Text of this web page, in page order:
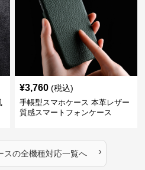
¥3,760 (税込)
手帳型スマホケース 本革レザー
質感スマートフォンケース
スの全機種対応一覧へ ›